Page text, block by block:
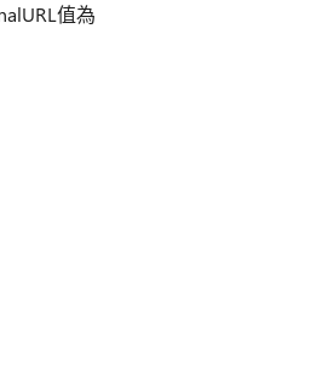
值為